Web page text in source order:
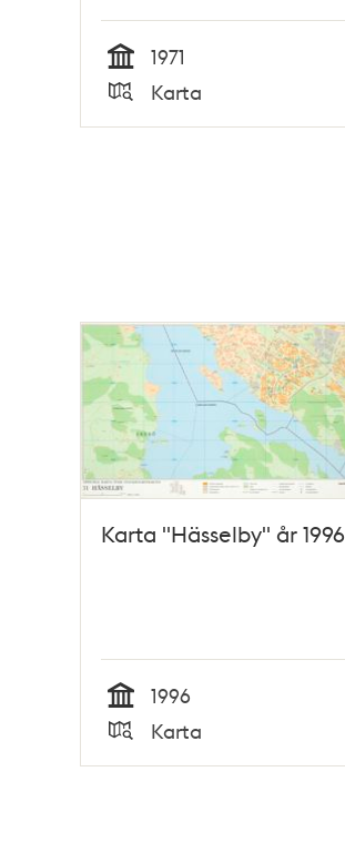
Tid
1971
Typ
Karta
Karta "Hässelby" år 1996
Tid
1996
Typ
Karta